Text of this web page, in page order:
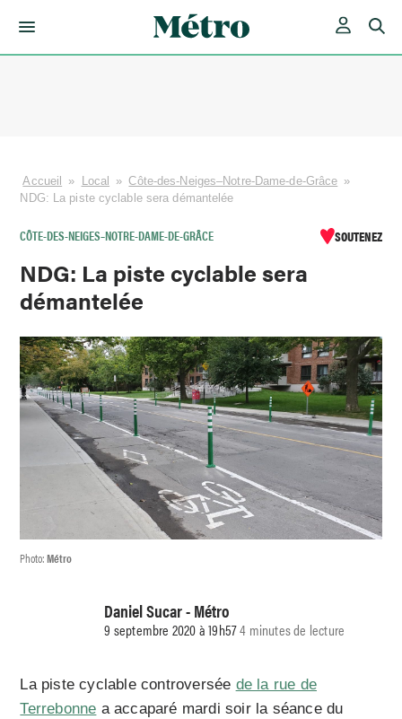
Accueil » Local » Côte-des-Neiges–Notre-Dame-de-Grâce »
NDG: La piste cyclable sera démantelée
CÔTE-DES-NEIGES–NOTRE-DAME-DE-GRÂCE SOUTENEZ
NDG: La piste cyclable sera
démantelée
Photo:Métro
Daniel Sucar - Métro
9 septembre 2020 à 19h574 minutes de lecture
La piste cyclable controversée de la rue de
Terrebonne a accaparé mardi soir la séance du